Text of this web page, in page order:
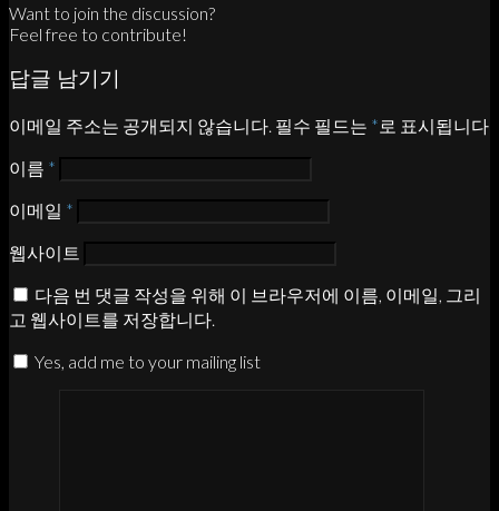
Want to join the discussion?
Feel free to contribute!
답글 남기기
이메일 주소는 공개되지 않습니다. 필수 필드는 * 로 표시됩니다
이름 *
이메일 *
웹사이트
다음 번 댓글 작성을 위해 이 브라우저에 이름, 이메일, 그리
고 웹사이트를 저장합니다.
Yes, add me to your mailing list